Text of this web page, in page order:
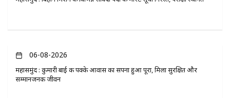
06-08-2026
महासमुंद : कुमारी बाई की पक्के आवास का सपना हुआ पूरा, मिला सुरक्षित और
सम्मानजनक जीवन